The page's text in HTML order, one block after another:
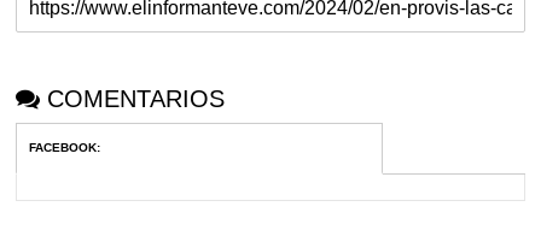
COMENTARIOS
FACEBOOK: